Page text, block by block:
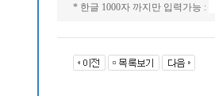
* 한글 1000자 까지만 입력가능 :